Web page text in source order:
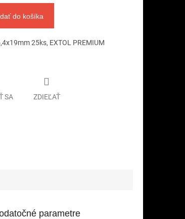
do košíka
25ks, EXTOL PREMIUM
SA ZDIEĽAŤ
parametre